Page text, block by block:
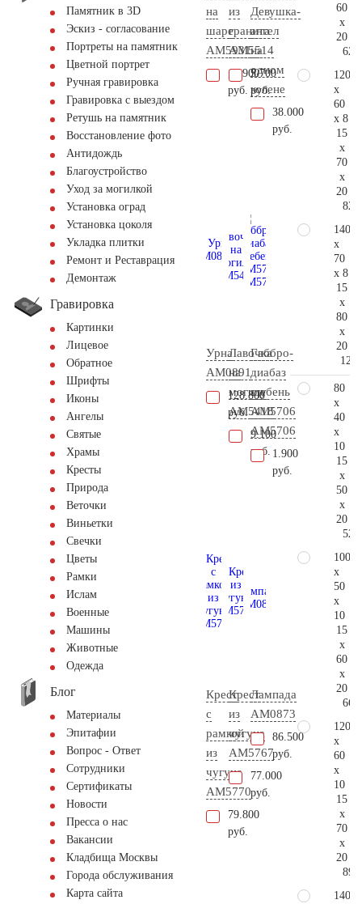
Памятник в 3D
Эскиз - согласование
Портреты на памятник
Цветной портрет
Ручная гравировка
Гравировка с выездом
Ретушь на памятник
Восстановление фото
Антидождь
Благоустройство
Уход за могилкой
Установка оград
Установка цоколя
Укладка плитки
Ремонт и Реставрация
Демонтаж
Гравировка
Картинки
Лицевое
Обратное
Шрифты
Иконы
Ангелы
Святые
Храмы
Кресты
Природа
Веточки
Виньетки
Свечки
Цветы
Рамки
Ислам
Военные
Машины
Животные
Одежда
Блог
Материалы
Эпитафии
Вопрос - Ответ
Сотрудники
Сертификаты
Новости
Пресса о нас
Вакансии
Кладбища Москвы
Города обслуживания
Карта сайта
на
шаре
AM5931
17.900
руб.
из
гранита
AM5514
5.700
руб.
Девушка-
ангел
на
одном
колене
38.000
руб.
Урна
AM0891
128.800
руб.
Лавочка
на
могилу
AM5418
9.100
руб.
Габбро-
диабаз
щебень
АМ5706
AM5706
1.900
руб.
Крест
с
рамкой
из
чугуна
AM5770
79.800
руб.
Крест
из
чугуна
AM5767
77.000
руб.
Лампада
AM0873
86.500
руб.
60
x
20
120
x
60
x 8
15
x
70
x
20
140
x
70
x 8
15
x
80
x
20
80
x
40
x
10
15
x
50
x
20
100
x
50
x
10
15
x
60
x
20
120
x
60
x
10
15
x
70
x
20
140